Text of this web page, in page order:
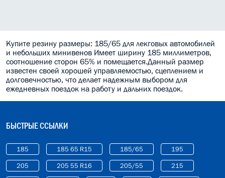
Купите резину размеры: 185/65 для лекговых автомобилей
и небольших минивенов Имеет ширину 185 миллиметров,
соотношение сторон 65% и помещается.Данный размер
известен своей хорошей управляемостью, сцеплением и
долговечностью, что делает надежным выбором для
ежедневных поездок на работу и дальних поездок.
БЫСТРЫЕ ССЫЛКИ
185 185 65 R15 185/65 195
205 205 55 R16 205/55 215